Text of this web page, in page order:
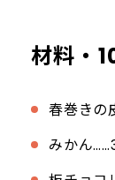
材料・
春巻きの
みかん